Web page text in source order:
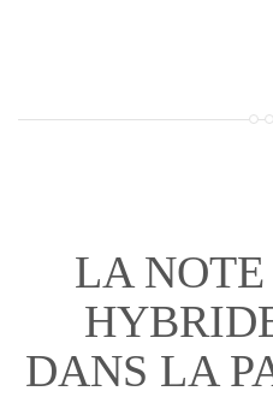
LA NOTE
DANS LA